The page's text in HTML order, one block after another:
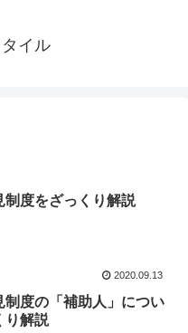
イル
制度をざっくり解説
2020.09.13
制度の「補助人」につい
り解説